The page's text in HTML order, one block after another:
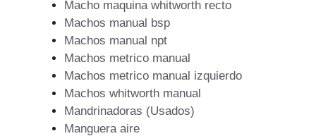
Macho maquina whitworth recto
Machos manual bsp
Machos manual npt
Machos metrico manual
Machos metrico manual izquierdo
Machos whitworth manual
Mandrinadoras (Usados)
Manguera aire